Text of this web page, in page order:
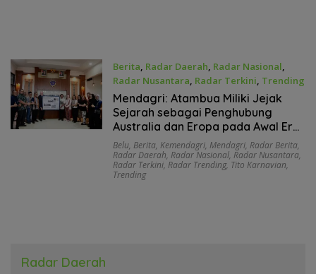
Berita, Radar Daerah, Radar Nasional,
Radar Nusantara, Radar Terkini, Trending
Juni 28, 2026
Mendagri: Atambua Miliki Jejak
Sejarah sebagai Penghubung
Australia dan Eropa pada Awal Era
Penerbangan
Belu, Berita, Kemendagri, Mendagri, Radar Berita,
Radar Daerah, Radar Nasional, Radar Nusantara,
Radar Terkini, Radar Trending, Tito Karnavian,
Trending
Radar Daerah